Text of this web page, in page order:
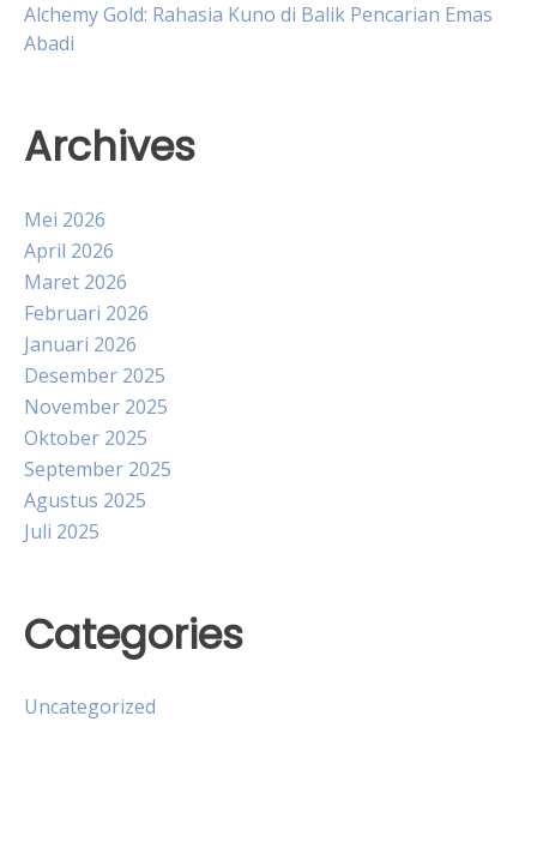
Alchemy Gold: Rahasia Kuno di Balik Pencarian Emas
Abadi
Archives
Mei 2026
April 2026
Maret 2026
Februari 2026
Januari 2026
Desember 2025
November 2025
Oktober 2025
September 2025
Agustus 2025
Juli 2025
Categories
Uncategorized